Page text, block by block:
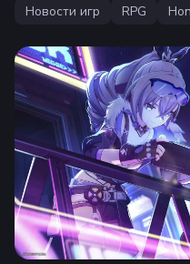
Новости игр
RPG